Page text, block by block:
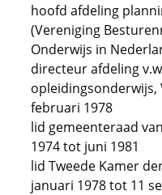
hoofd afdeling
(Vereniging
Onderwijs in
directeur afdeling
opleidingsonderwijs,
februari 1978
lid gemeenteraad
1974 tot juni 1981
lid Tweede Kamer
januari 1978 tot 11